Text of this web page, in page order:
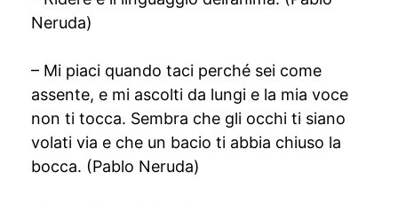
Neruda)
– Mi piaci quando taci perché sei come
assente, e mi ascolti da lungi e la mia voce
non ti tocca. Sembra che gli occhi ti siano
volati via e che un bacio ti abbia chiuso la
bocca. (Pablo Neruda)